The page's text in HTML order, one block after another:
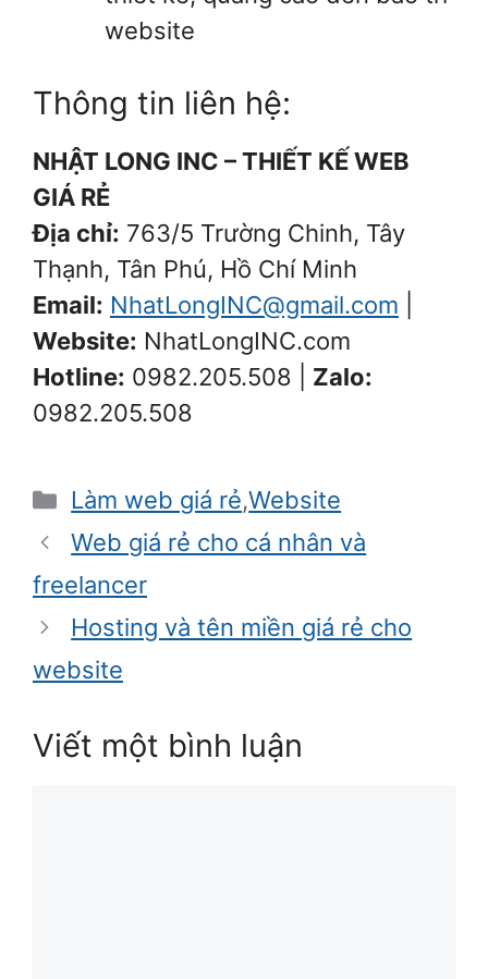
website
Thông tin liên hệ:
NHẬT LONG INC – THIẾT KẾ WEB
GIÁ RẺ
Địa chỉ: 763/5 Trường Chinh, Tây
Thạnh, Tân Phú, Hồ Chí Minh
Email: NhatLongINC@gmail.com
Website: NhatLongINC.com
Hotline: 0982.205.508 | Zalo:
0982.205.508
Danh
mục
Làm web giá rẻ,Website
Web giá rẻ cho cá nhân và
freelancer
Hosting và tên miền giá rẻ cho
website
Viết một bình luận